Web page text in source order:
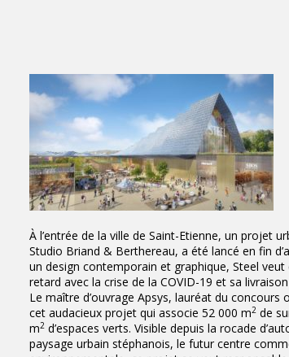
À l’entrée de la ville de Saint-Etienne, un projet
Studio Briand & Berthereau, a été lancé en fin
un design contemporain et graphique, Steel
retard avec la crise de la COVID-19 et sa
Le maître d’ouvrage Apsys, lauréat du concours
cet audacieux projet qui associe 52 000 m2 de
m2 d’espaces verts. Visible depuis la rocade
paysage urbain stéphanois, le futur centre